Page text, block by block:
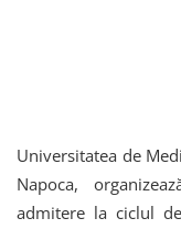
Universitatea de
Napoca,
admitere la ciclul